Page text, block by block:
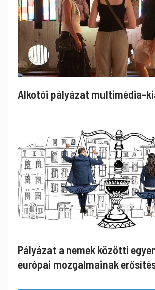
Alkotói pályázat multimédia-
Pályázat a nemek közötti
európai mozgalmainak